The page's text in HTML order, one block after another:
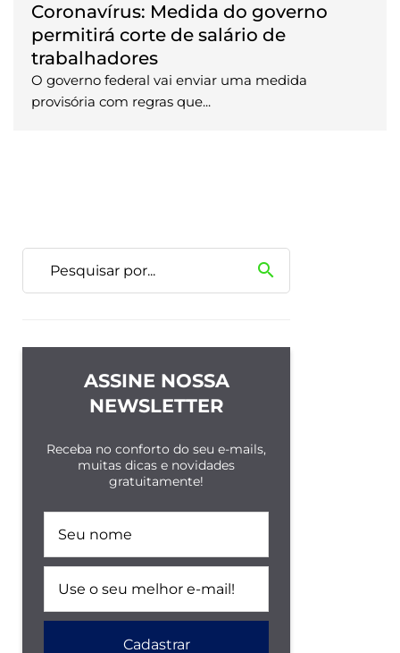
Coronavírus: Medida do governo
permitirá corte de salário de
trabalhadores
O governo federal vai enviar uma medida
provisória com regras que...
search
ASSINE NOSSA
NEWSLETTER
Receba no conforto do seu e-mails,
muitas dicas e novidades
gratuitamente!